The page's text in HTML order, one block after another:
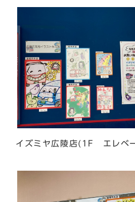
イズミヤ広陵店(1F エレベ